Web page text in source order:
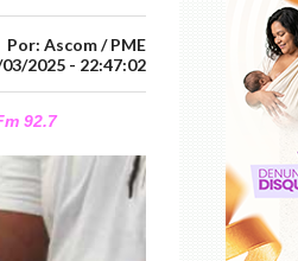
Por: Ascom / PME
2025 - 22:47:02
92.7